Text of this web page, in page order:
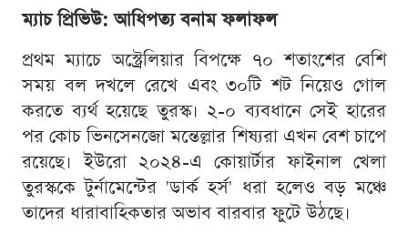
ম্যাচ প্রিভিউ: আধিপত্য বনাম ফলাফল
প্রথম ম্যাচে অস্ট্রেলিয়ার বিপক্ষে ৭০ শতাংশের বেশি
সময় বল দখলে রেখে এবং ৩০টি শট নিয়েও গোল
করতে ব্যর্থ হয়েছে তুরস্ক। ২-০ ব্যবধানে সেই হারের
পর কোচ ভিনসেনজো মন্তেল্লার শিষ্যরা এখন বেশ চাপে
রয়েছে। ইউরো ২০২৪-এ কোয়ার্টার ফাইনাল খেলা
তুরস্ককে টুর্নামেন্টের 'ডার্ক হর্স' ধরা হলেও বড় মঞ্চে
তাদের ধারাবাহিকতার অভাব বারবার ফুটে উঠছে।